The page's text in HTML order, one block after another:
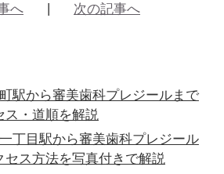
へ 次の記事へ
駅から審美歯科プレジールまで
ス・道順を解説
丁目駅から審美歯科プレジール
セス方法を写真付きで解説